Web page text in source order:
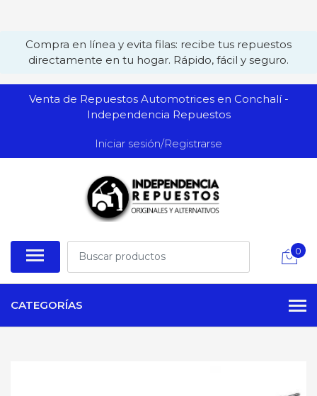
Compra en línea y evita filas: recibe tus repuestos
directamente en tu hogar. Rápido, fácil y seguro.
Venta de Repuestos Automotrices en Conchalí -
Independencia Repuestos
Iniciar sesión/Registrarse
0
CATEGORÍAS